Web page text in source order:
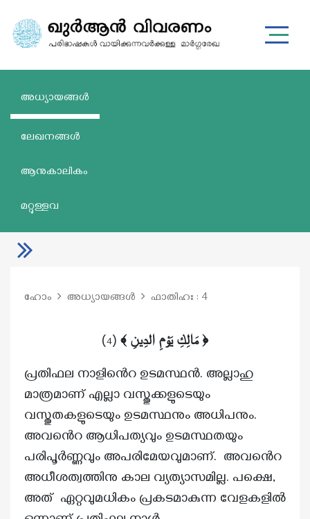
അധ്യായങ്ങൾ
ലേഖനങ്ങൾ
ആനുകാലികം
മറ്റുള്ളവ
ഹോം അധ്യായങ്ങൾ ഫാതിഹഃ : 4
﴿ مَالِكِ يَوْمِ الدِينِ ﴾ (
4
)
പ്രതിഫല നാളിൻെറ ഉടമസ്ഥന്‍. അല്ലാഹു
മാത്രമാണ് എല്ലാ വസ്തുക്കളുടെയും
വസ്തുതകളുടെയും ഉടമസ്ഥനും അധിപനും.
അവൻെറ ആധിപത്യവും ഉടമസ്ഥതയും
പരിപൂർണ്ണവും അപരിമേയവുമാണ്. അവൻെറ
അധീശത്വത്തിനു കാല വ്യത്യാസമില്ല. പക്ഷെ,
അത് ഏറ്റവുമധികം പ്രകടമാകുന്ന വേളകളിൽ